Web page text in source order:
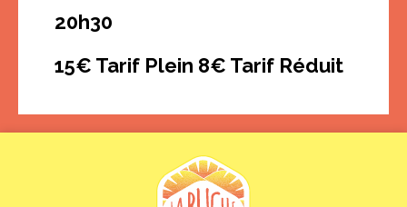
20h30
15€ Tarif Plein 8€ Tarif Réduit